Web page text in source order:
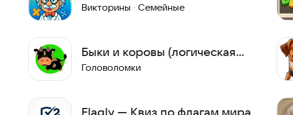
Викторины · Семейные
Быки и коровы (логическая
игра)
Головоломки
Flagly — Квиз по флагам мира